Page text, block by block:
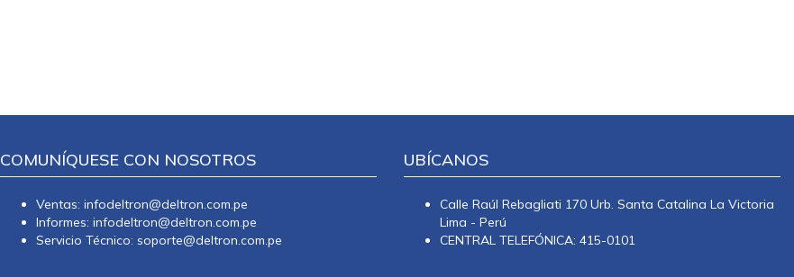
COMUNÍQUESE CON NOSOTROS
Ventas: infodeltron@deltron.com.pe
Informes: infodeltron@deltron.com.pe
Servicio Técnico: soporte@deltron.com.pe
UBÍCANOS
Calle Raúl Rebagliati 170 Urb. Santa Catalina La Victoria
Lima - Perú
CENTRAL TELEFÓNICA: 415-0101